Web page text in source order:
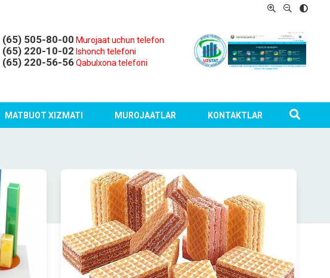
(65) 505-80-00 Murojaat uchun telefon
(65) 220-10-02 Ishonch telefoni
(65) 220-56-56 Qabulxona telefoni
MATBUOT XIZMATI MUROJAATLAR KONTAKTLAR